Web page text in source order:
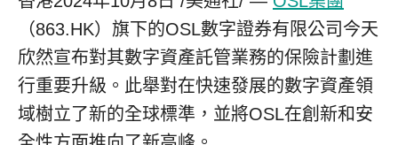
（863.HK） 旗下的OSL數字證券有限公司今天
欣然宣布對其數字資產託管業務的保險計劃進
行重要升級。此舉對在快速發展的數字資產領
域樹立了新的全球標準，並將OSL在創新和安